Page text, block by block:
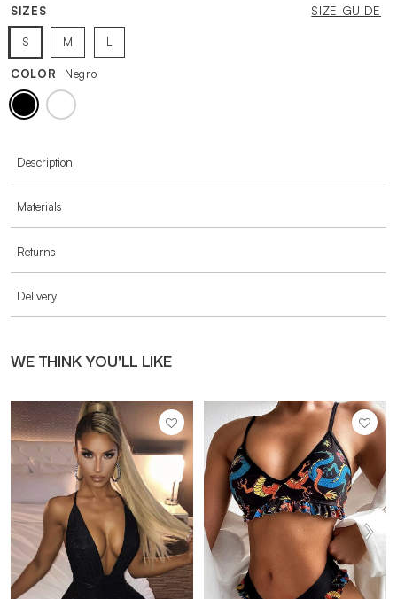
SIZES SIZE GUIDE
S M L
COLOR Negro
Description
Materials
Returns
Delivery
WE THINK YOU’LL LIKE